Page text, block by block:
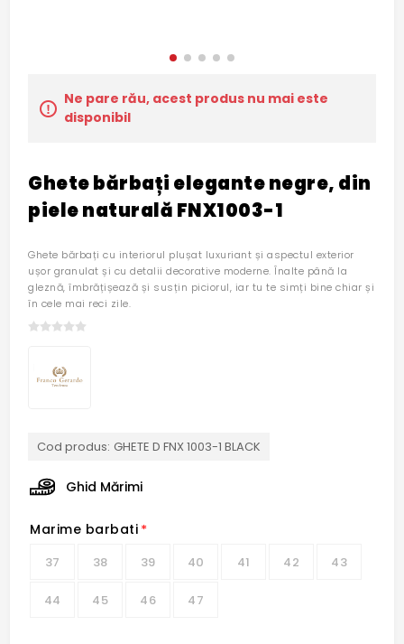
Ne pare rău, acest produs nu mai este
disponibil
Ghete bărbați elegante negre, din
piele naturală FNX1003-1
Ghete bărbați cu interiorul plușat luxuriant și aspectul exterior
ușor granulat și cu detalii decorative moderne. Înalte până la
gleznă, îmbrățișează și susțin piciorul, iar tu te simți bine chiar și
în cele mai reci zile.
Cod produs: GHETE D FNX 1003-1 BLACK
Ghid Mărimi
Marime barbati *
37 38 39 40 41 42 43
44 45 46 47